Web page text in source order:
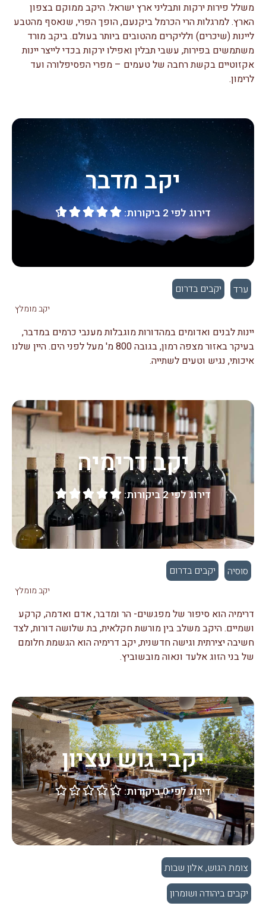
משלל פירות ירקות ותבליני ארץ ישראל. היקב ממוקם בצפון
הארץ. למרגלות הרי הכרמל ביקנעם, הופך הפרי, שנאסף מהטבע
ליינות (שיכרים) ולליקרים מהטובים ביותר בעולם. ביקב מורד
משתמשים בפירות, עשבי תבלין ואפילו ירקות בכדי לייצר יינות
אקזוטיים בקשת רחבה של טעמים – מפרי הפסיפלורה ועד
לרימון.
יקב מדבר
דירוג לפי 2 ביקורות: 




ערד יקבים בדרום
יקב מומלץ
יינות לבנים ואדומים במהדורות מוגבלות מענבי כרמים במדבר,
בעיקר באזור מצפה רמון, בגובה 800 מ' מעל לפני הים. היין שלנו
איכותי, נגיש וטעים לשתייה.
יקב דרימיה
דירוג לפי 2 ביקורות: 




סוסיה יקבים בדרום
יקב מומלץ
דרימיה הוא סיפור של מפגשים- הר ומדבר, אדם ואדמה, קרקע
ושמיים. היקב משלב בין מורשת חקלאית, בת שלושה דורות, לצד
חשיבה יצירתית וגישה חדשנית, יקב דרימיה הוא הגשמת חלומם
של בני הזוג אלעד ונאוה מובשוביץ.
יקבי גוש עציון
דירוג לפי 0 ביקורות: 




צומת הגוש, אלון שבות
יקבים ביהודה ושומרון